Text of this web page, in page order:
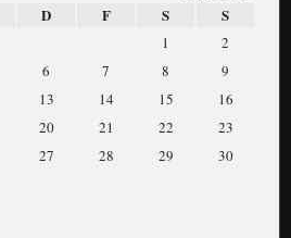
D F S S
1
2
6 7 8
9
13 14 15
16
20 21 22
23
27 28 29
30